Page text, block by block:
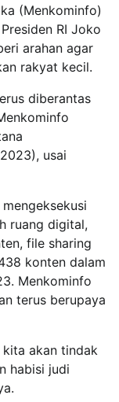
(Menkominfo)
RI Joko
arahan agar
rakyat kecil.
diberantas
usai
ruang digital,
file sharing
konten dalam
Menkominfo
terus berupaya
kita akan tindak
habisi judi